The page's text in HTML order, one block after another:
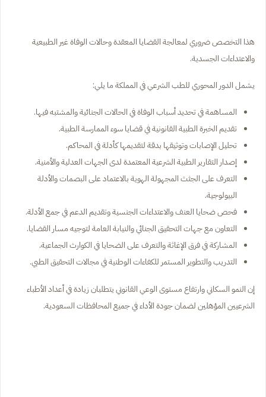
هذا التخصص ضروري لمعالجة القضايا المعقدة وحالات الوفاة غير الطبيعية
والاعتداءات الجسدية.
يشمل الدور المحوري للطب الشرعي في المملكة ما يلي:
المساهمة في تحديد أسباب الوفاة في الحالات الجنائية والمشتبه فيها.
تقديم الخبرة الطبية القانونية في قضايا سوء الممارسة الطبية.
تحليل الإصابات وتوثيقها بدقة لتقديمها كأدلة في المحاكم.
إصدار التقارير الطبية الشرعية المعتمدة لدى الجهات العدلية والأمنية.
التعرف على الجثث المجهولة الهوية بالاعتماد على البصمات والأدلة
البيولوجية.
فحص ضحايا العنف والاعتداءات الجنسية وتقديم الدعم في جمع الأدلة.
التعاون مع جهات التحقيق الجنائي والنيابة العامة لتوجيه مسار القضايا.
المشاركة في فرق الإغاثة والتعرف على الضحايا في الكوارث الجماعية.
التدريب والتطوير المستمر للكفاءات الوطنية في مجالات التحقيق الطبي.
إن النمو السكاني وارتفاع مستوى الوعي القانوني يتطلبان زيادة في أعداد الأطباء
الشرعيين المؤهلين لضمان جودة الأداء في جميع المحافظات السعودية.